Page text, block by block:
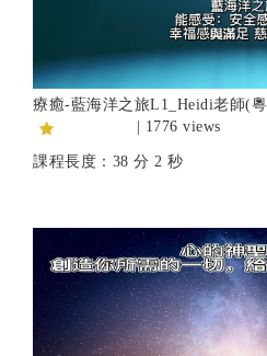
療癒-藍海洋之旅L1_Heidi老師(
| 1776 views
課程長度：38 分 2 秒